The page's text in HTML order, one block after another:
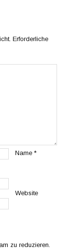
Erforderliche
Name*
Website
zu reduzieren.